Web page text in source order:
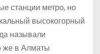
станции метро, но
высокогорный
называли
же в Алматы